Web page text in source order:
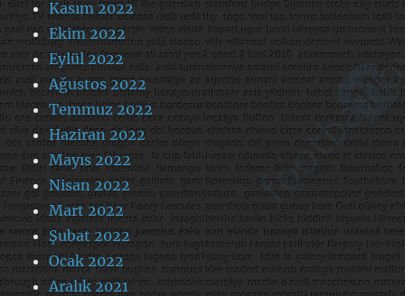
Kasım 2022
Ekim 2022
Eylül 2022
Ağustos 2022
Temmuz 2022
Haziran 2022
Mayıs 2022
Nisan 2022
Mart 2022
Şubat 2022
Ocak 2022
Aralık 2021